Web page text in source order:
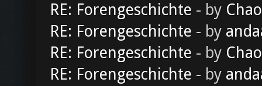
RE: Forengeschichte - by
RE: Forengeschichte - by
RE: Forengeschichte - by
RE: Forengeschichte - by